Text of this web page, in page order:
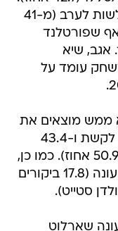
הבאקס גם קולעים בממוצע 18 שלשות לערב (מ-41
שפורטלנד
יותר. אגב, שיא
עומד על
ממש מוצאים את
הטבעת העונה, עם 33 אחוז מחוץ לקשת ו-43.4
אחוז בלבד ל-2 נקודות (אשתקד: 50.9 אחוז). כמו כן,
נציגת קנדה הגיעה הכי מעט לקו העונה (17.8 ביקורים
היא דורגה 21, העונה שארלוט